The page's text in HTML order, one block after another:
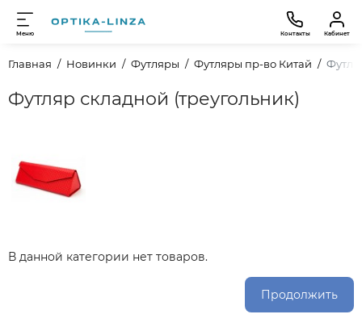
Меню Контакты Кабинет
Главная Новинки Футляры Футляры пр-во Китай
Футляр складной (треугольник)
В данной категории нет товаров.
Продолжить